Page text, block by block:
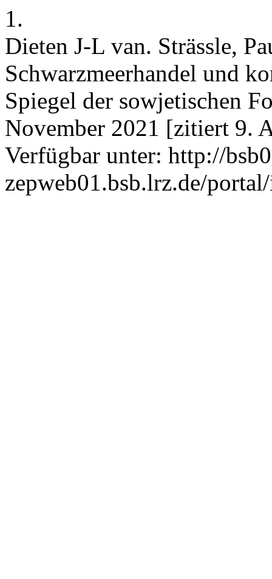
1.
Dieten J-L van. Strässle,
Schwarzmeerhandel und
Spiegel der sowjetischen
November 2021 [zitiert 9.
Verfügbar unter: http://
zepweb01.bsb.lrz.de/